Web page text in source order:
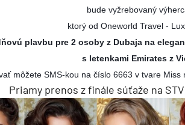
Amerika
bude vyžrebovaný
ktorý od Oneworld Travel -
plavbu pre 2 osoby z Dubaja na
s letenkami Emirates z
môžete SMS-kou na číslo 6663 v tvare
Priamy prenos z finále súťaže na